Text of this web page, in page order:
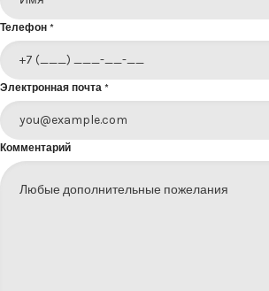
Телефон *
Электронная почта *
Комментарий